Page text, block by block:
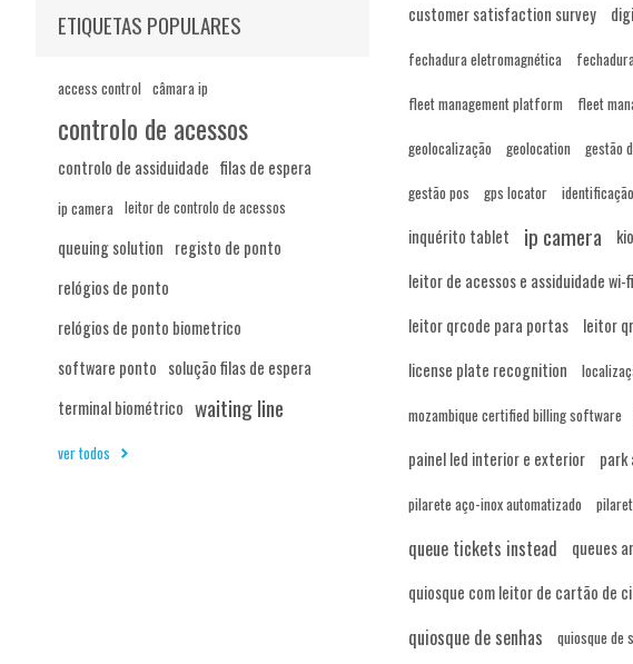
customer satisfaction survey
fechadura eletromagnética
fleet management platform
fleet
geolocalização
geolocation gestão
gestão pos
gps locator
inquérito tablet
ip camera
leitor de acessos e assiduidade wi-fi
leitor qrcode para portas leitor
license plate recognition
mozambique certified billing software
painel led interior e exterior
park
pilarete aço-inox automatizado
queue tickets instead queues
quiosque com leitor de cartão de
quiosque de senhas quiosque de
ETIQUETAS POPULARES
access control câmara ip
controlo de acessos
controlo de assiduidade filas de espera
ip camera leitor de controlo de acessos
queuing solution registo de ponto
relógios de ponto
relógios de ponto biometrico
software ponto solução filas de espera
terminal biométrico waiting line
ver todos